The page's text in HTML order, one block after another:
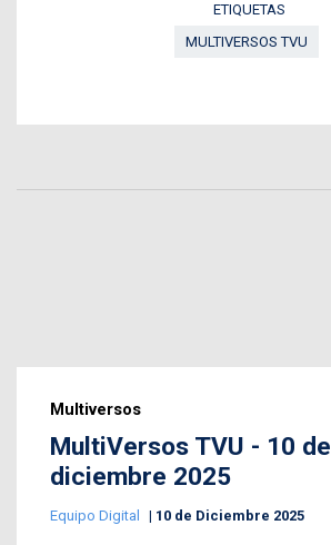
ETIQUETAS
MULTIVERSOS TVU
Multiversos
MultiVersos TVU - 10 de
diciembre 2025
Equipo Digital 10 de Diciembre 2025